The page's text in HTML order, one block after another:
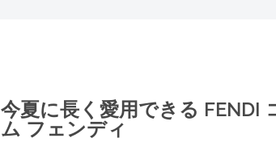
今夏に長く愛用できる FENDI
ム フェンディ